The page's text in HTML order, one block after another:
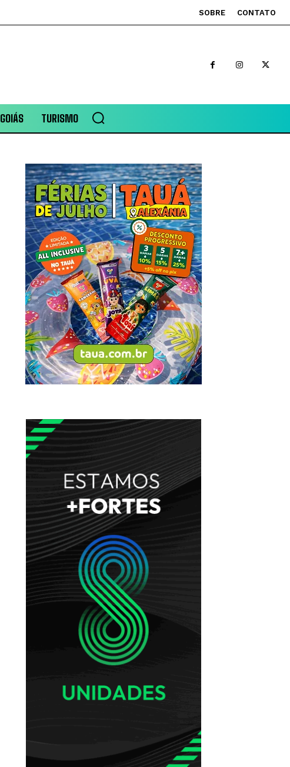
SOBRE CONTATO
GOIÁS TURISMO